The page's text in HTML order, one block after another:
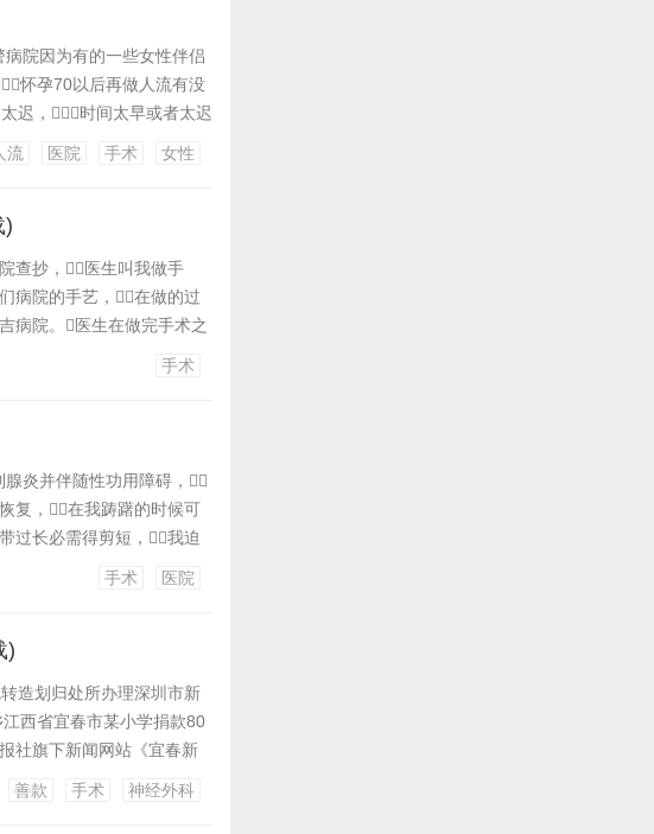
院因为有的一些女性伴侣
怀孕70以后再做人流有没
迟，时间太早或者太迟
及太早也不克不及太迟
流 医院 手术 女性
)
查抄，医生叫我做手
病院的手艺，在做的过
病院。医生在做完手术之
了我七八千元做治疗也没
手术
炎并伴随性功用障碍，
复，在我踌躇的时候可
过长必需得剪短，我迫
，并说不治前列腺炎手
手术 医院
)
造划归处所办理深圳市新
西省宜春市某小学捐款80
社旗下新闻网站《宜春新
任副院长）向家乡小学一
善款 手术 神经外科